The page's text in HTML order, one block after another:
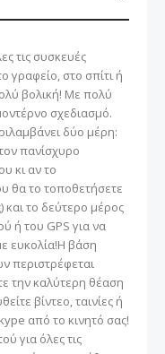
τις συσκευές
γραφείο, στο σπίτι ή
βολική! Με πολύ
σχεδιασμό.
δύο μέρη:
πανίσχυρο
κι αν το
θα το τοποθετήσετε
και το δεύτερο μέρος
ή του GPS για να
ευκολία!Η βάση
περιστρέφεται
την καλύτερη θέαση
βίντεο, ταινίες ή
από το κινητό σας!
για όλες τις